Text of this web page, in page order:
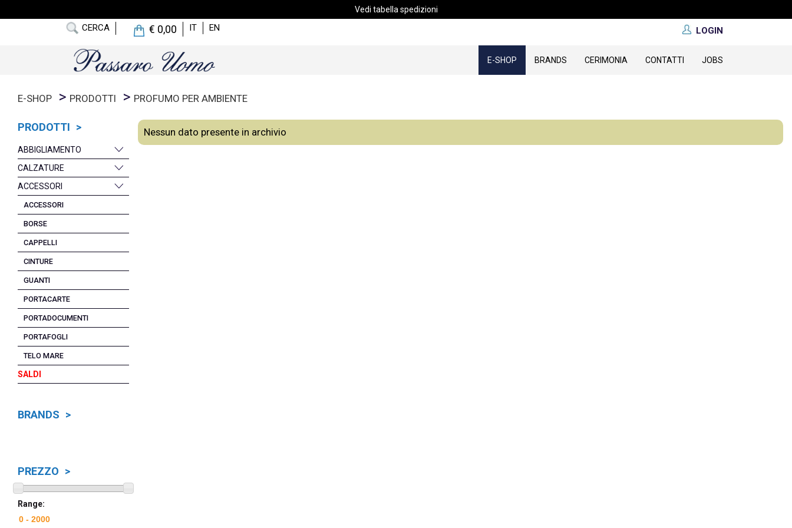
Vedi tabella spedizioni
CERCA € 0,00 IT EN LOGIN
E-SHOP BRANDS CERIMONIA CONTATTI JOBS
E-SHOP PRODOTTI PROFUMO PER AMBIENTE
PRODOTTI >
ABBIGLIAMENTO
CALZATURE
ACCESSORI
ACCESSORI
BORSE
CAPPELLI
CINTURE
GUANTI
PORTACARTE
PORTADOCUMENTI
PORTAFOGLI
TELO MARE
SALDI
BRANDS >
PREZZO >
Range:
Nessun dato presente in archivio